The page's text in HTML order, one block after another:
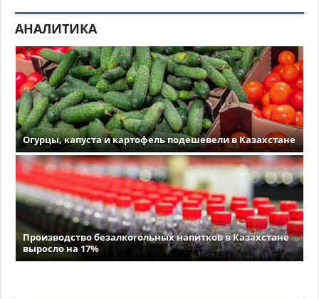
АНАЛИТИКА
Огурцы, капуста и картофель подешевели в Казахстане
Производство безалкогольных напитков в Казахстане
выросло на 17%